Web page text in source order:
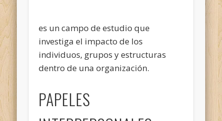
es un campo de estudio que
investiga el impacto de los
individuos, grupos y estructuras
dentro de una organización.
PAPELES